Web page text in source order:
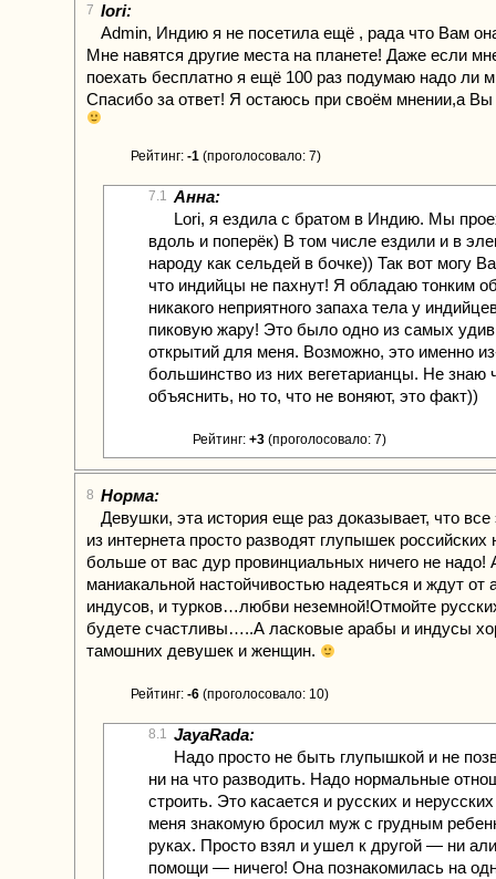
7 lori:
Аdmin, Индию я не посетила ещё , рада что Вам
Мне навятся другие места на планете! Даже если
поехать бесплатно я ещё 100 раз подумаю надо ли
Спасибо за ответ! Я остаюсь при своём мнении,а
Рейтинг: -1 (проголосовало: 7)
7.1 Анна:
Lori, я ездила с братом в Индию. Мы
вдоль и поперёк) В том числе ездили и в
народу как сельдей в бочке)) Так вот могу
что индийцы не пахнут! Я обладаю тонким
никакого неприятного запаха тела у
пиковую жару! Это было одно из самых
открытий для меня. Возможно, это именно
большинство из них вегетарианцы. Не знаю
объяснить, но то, что не воняют, это факт))
Рейтинг: +3 (проголосовало: 7)
8 Норма:
Девушки, эта история еще раз доказывает, что
из интернета просто разводят глупышек
больше от вас дур провинциальных ничего не надо!
маниакальной настойчивостью надеяться и ждут от
индусов, и турков…любви неземной!Отмойте
будете счастливы…..А ласковые арабы и индусы
тамошних девушек и женщин.
Рейтинг: -6 (проголосовало: 10)
8.1 JayaRada:
Надо просто не быть глупышкой и не
ни на что разводить. Надо нормальные
строить. Это касается и русских и
меня знакомую бросил муж с грудным
руках. Просто взял и ушел к другой — ни
помощи — ничего! Она познакомилась на